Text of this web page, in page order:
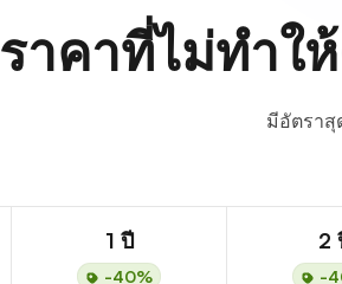
ราคาที่ไม่ทำใ
มีอัตราสุ
1 ปี
-40%
2
-